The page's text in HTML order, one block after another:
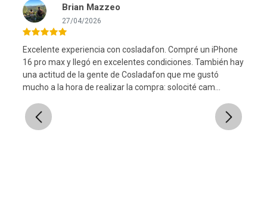
Previous
Brian Mazzeo
27/04/2026
Excelente experiencia con cosladafon. Compré un iPhone
16 pro max y llegó en excelentes condiciones. También hay
una actitud de la gente de Cosladafon que me gustó
mucho a la hora de realizar la compra: solocité cam...
Next